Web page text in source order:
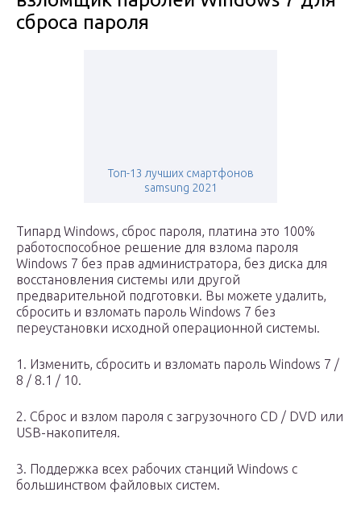
сброса пароля
Топ-13 лучших смартфонов
samsung 2021
Типард Windows, сброс пароля, платина это 100%
работоспособное решение для взлома пароля
Windows 7 без прав администратора, без диска для
восстановления системы или другой
предварительной подготовки. Вы можете удалить,
сбросить и взломать пароль Windows 7 без
переустановки исходной операционной системы.
1. Изменить, сбросить и взломать пароль Windows 7 /
8 / 8.1 / 10.
2. Сброс и взлом пароля с загрузочного CD / DVD или
USB-накопителя.
3. Поддержка всех рабочих станций Windows с
большинством файловых систем.